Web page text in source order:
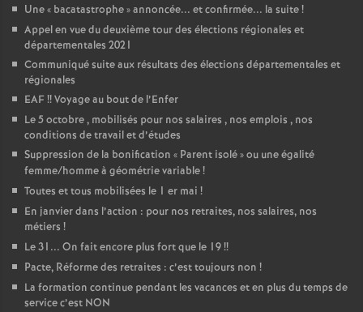
Une « bacatastrophe» annoncée... et confirmée... la suite!
Appel en vue du deuxième tour des élections régionales et
départementales 2021
Communiqué suite aux résultats des élections départementales et
régionales
EAF!! Voyage au bout de l’Enfer
Le 5 octobre , mobilisés pour nos salaires , nos emplois , nos
conditions de travail et d’études
Suppression de la bonification « Parent isolé» ou une égalité
femme/homme à géométrie variable!
Toutes et tous mobilisées le 1 er mai !
En janvier dans l’action : pour nos retraites, nos salaires, nos
métiers !
Le 31... On fait encore plus fort que le 19!!
Pacte, Réforme des retraites : c’est toujours non !
La formation continue pendant les vacances et en plus du temps de
service c’est NON